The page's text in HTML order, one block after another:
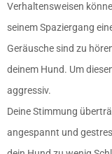
Verhaltensweisen
seinem Spaziergang
Geräusche sind zu
deinem Hund. Um
aggressiv.
Deine Stimmung
angespannt und